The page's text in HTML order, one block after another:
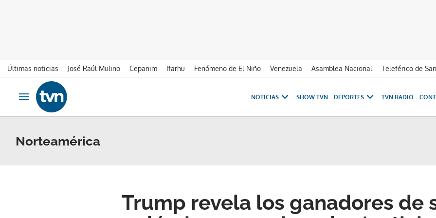
Últimas noticias José Raúl Mulino Cepanim Ifarhu Fenómeno de El Niño Venezuela Asamblea Nacional Teleférico de
Ir al contenido
Obrir navegació
NOTICIAS SHOW TVN DEPORTES TVN RADIO
Norteamérica
Trump revela los ganadores de